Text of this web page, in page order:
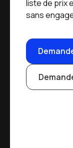
liste de prix
sans